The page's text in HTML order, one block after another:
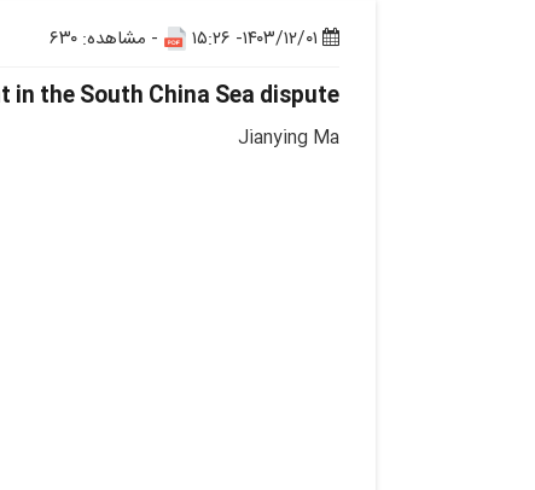
۱۴۰۳/۱۲/۰۱- ۱۵:۲۶ - مشاهده: ۶۳۰
the South China Sea dispute
Jianying Ma